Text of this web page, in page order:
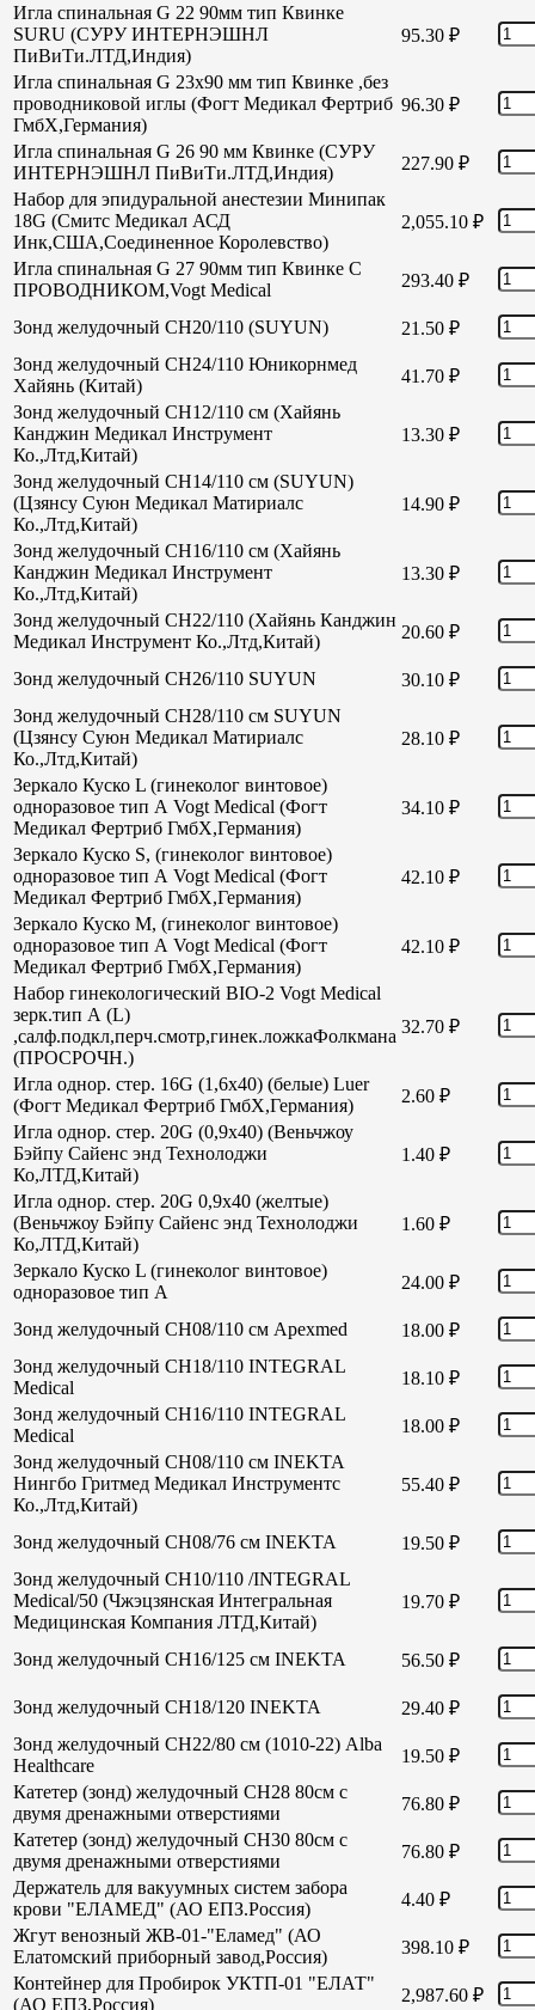
Игла спинальная G 22 90мм тип Квинке
SURU (СУРУ ИНТЕРНЭШНЛ
ПиВиТи.ЛТД,Индия)
95.30 ₽
Игла спинальная G 23х90 мм тип Квинке ,без
проводниковой иглы (Фогт Медикал Фертриб
ГмбХ,Германия)
96.30 ₽
Игла спинальная G 26 90 мм Квинке (СУРУ
ИНТЕРНЭШНЛ ПиВиТи.ЛТД,Индия)
227.90 ₽
Набор для эпидуральной анестезии Минипак
18G (Смитс Медикал АСД
Инк,США,Соединенное Королевство)
2,055.10 ₽
Игла спинальная G 27 90мм тип Квинке С
ПРОВОДНИКОМ,Vogt Medical
293.40 ₽
Зонд желудочный СН20/110 (SUYUN) 21.50 ₽
Зонд желудочный СН24/110 Юникорнмед
Хайянь (Китай)
41.70 ₽
Зонд желудочный CH12/110 см (Хайянь
Канджин Медикал Инструмент
Ко.,Лтд,Китай)
13.30 ₽
Зонд желудочный CH14/110 см (SUYUN)
(Цзянсу Суюн Медикал Матириалс
Ко.,Лтд,Китай)
14.90 ₽
Зонд желудочный CH16/110 см (Хайянь
Канджин Медикал Инструмент
Ко.,Лтд,Китай)
13.30 ₽
Зонд желудочный СН22/110 (Хайянь Канджин
Медикал Инструмент Ко.,Лтд,Китай)
20.60 ₽
Зонд желудочный СН26/110 SUYUN 30.10 ₽
Зонд желудочный СН28/110 см SUYUN
(Цзянсу Суюн Медикал Матириалс
Ко.,Лтд,Китай)
28.10 ₽
Зеркало Куско L (гинеколог винтовое)
одноразовое тип А Vogt Medical (Фогт
Медикал Фертриб ГмбХ,Германия)
34.10 ₽
Зеркало Куско S, (гинеколог винтовое)
одноразовое тип А Vogt Medical (Фогт
Медикал Фертриб ГмбХ,Германия)
42.10 ₽
Зеркало Куско М, (гинеколог винтовое)
одноразовое тип А Vogt Medical (Фогт
Медикал Фертриб ГмбХ,Германия)
42.10 ₽
Набор гинекологический BIO-2 Vogt Medical
зерк.тип А (L)
,салф.подкл,перч.смотр,гинек.ложкаФолкмана
(ПРОСРОЧН.)
32.70 ₽
Игла однор. стер. 16G (1,6х40) (белые) Luer
(Фогт Медикал Фертриб ГмбХ,Германия)
2.60 ₽
Игла однор. стер. 20G (0,9х40) (Веньчжоу
Бэйпу Сайенс энд Технолоджи
Ко,ЛТД,Китай)
1.40 ₽
Игла однор. стер. 20G 0,9х40 (желтые)
(Веньчжоу Бэйпу Сайенс энд Технолоджи
Ко,ЛТД,Китай)
1.60 ₽
Зеркало Куско L (гинеколог винтовое)
одноразовое тип А
24.00 ₽
Зонд желудочный СН08/110 см Apexmed 18.00 ₽
Зонд желудочный СН18/110 INTEGRAL
Medical
18.10 ₽
Зонд желудочный СН16/110 INTEGRAL
Medical
18.00 ₽
Зонд желудочный СН08/110 см INEKTA
Нингбо Гритмед Медикал Инструментс
Ко.,Лтд,Китай)
55.40 ₽
Зонд желудочный СН08/76 см INEKTA 19.50 ₽
Зонд желудочный СН10/110 /INTEGRAL
Medical/50 (Чжэцзянская Интегральная
Медицинская Компания ЛТД,Китай)
19.70 ₽
Зонд желудочный СН16/125 см INEKTA 56.50 ₽
Зонд желудочный СН18/120 INEKTA 29.40 ₽
Зонд желудочный СН22/80 см (1010-22) Alba
Healthcare
19.50 ₽
Катетер (зонд) желудочный СН28 80см с
двумя дренажными отверстиями
76.80 ₽
Катетер (зонд) желудочный СН30 80см с
двумя дренажными отверстиями
76.80 ₽
Держатель для вакуумных систем забора
крови "ЕЛАМЕД" (АО ЕПЗ.Россия)
4.40 ₽
Жгут венозный ЖВ-01-"Еламед" (АО
Елатомский приборный завод,Россия)
398.10 ₽
Контейнер для Пробирок УКТП-01 "ЕЛАТ"
(АО ЕПЗ,Россия)
2,987.60 ₽